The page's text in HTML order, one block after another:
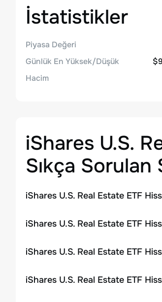
İstatistikler
Piyasa Değeri
Günlük En Yüksek/Düşük
Hacim
iShares U.S.
Sıkça Sorulan
iShares U.S. Real Estate ETF
iShares U.S. Real Estate ETF
iShares U.S. Real Estate ETF
iShares U.S. Real Estate ETF